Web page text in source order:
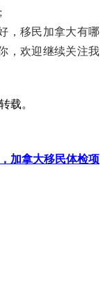
移民加拿大有哪
，欢迎继续关注我
载。
加拿大移民体检项